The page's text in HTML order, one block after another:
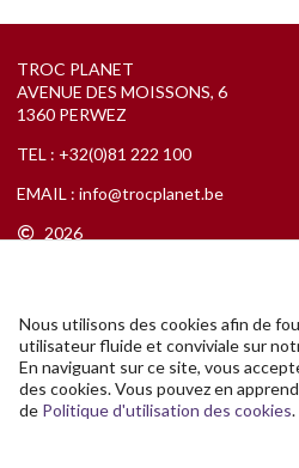
TROC PLANET
AVENUE DES MOISSONS, 6
1360 PERWEZ
TEL : +32(0)81 222 100
EMAIL : info@trocplanet.be
2026
Developed byOutwares
Nous utilisons des cookies afin de
utilisateur fluide et conviviale sur
En naviguant sur ce site, vous
des cookies. Vous pouvez en
de Politique d'utilisation des cookies.